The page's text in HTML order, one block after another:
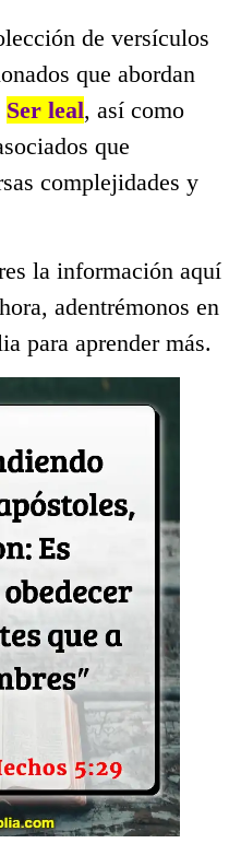
de versículos
que abordan
Ser leal, así como
que
complejidades y
la información aquí
adentrémonos en
para aprender más.